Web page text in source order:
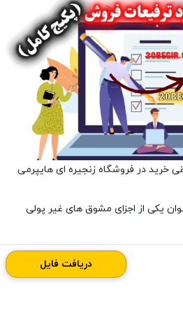
خرید در فروشگاه زنجیره ای هایپرمی
یکی از اجزای مشوق های غیر پولی
دریافت فایل